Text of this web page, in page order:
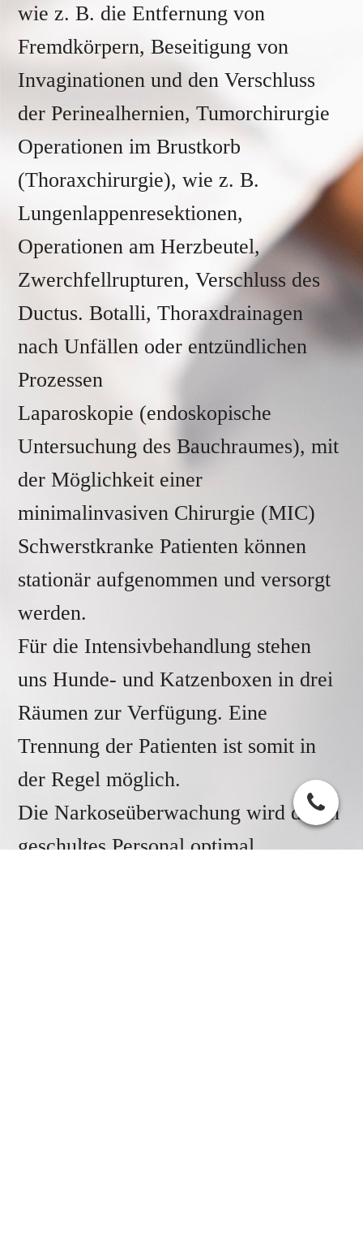
wie z. B. die Entfernung von
Fremdkörpern, Beseitigung von
Invaginationen und den Verschluss
der Perinealhernien, Tumorchirurgie
Operationen im Brustkorb
(Thoraxchirurgie), wie z. B.
Lungenlappenresektionen,
Operationen am Herzbeutel,
Zwerchfellrupturen, Verschluss des
Ductus. Botalli, Thoraxdrainagen
nach Unfällen oder entzündlichen
Prozessen
Laparoskopie (endoskopische
Untersuchung des Bauchraumes), mit
der Möglichkeit einer
minimalinvasiven Chirurgie (MIC)
Schwerstkranke Patienten können
stationär aufgenommen und versorgt
werden.
Für die Intensivbehandlung stehen
uns Hunde- und Katzenboxen in drei
Räumen zur Verfügung. Eine
Trennung der Patienten ist somit in
der Regel möglich.
Die Narkoseüberwachung wird durch
geschultes Personal optimal